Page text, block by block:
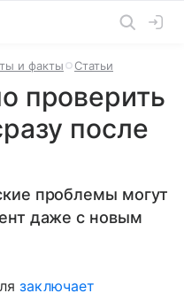
и факты Статьи
проверить
после
проблемы могут
даже с новым
заключает